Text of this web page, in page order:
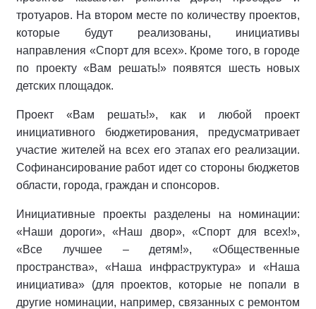
тротуаров. На втором месте по количеству проектов,
которые будут реализованы, инициативы
направления «Спорт для всех». Кроме того, в городе
по проекту «Вам решать!» появятся шесть новых
детских площадок.
Проект «Вам решать!», как и любой проект
инициативного бюджетирования, предусматривает
участие жителей на всех его этапах его реализации.
Софинансирование работ идет со стороны бюджетов
области, города, граждан и спонсоров.
Инициативные проекты разделены на номинации:
«Наши дороги», «Наш двор», «Спорт для всех!»,
«Все лучшее – детям!», «Общественные
пространства», «Наша инфраструктура» и «Наша
инициатива» (для проектов, которые не попали в
другие номинации, например, связанных с ремонтом